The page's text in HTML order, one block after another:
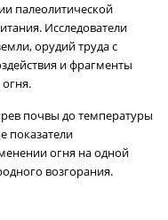
палеолитической
Исследователи
орудий труда с
и фрагменты
почвы до температуры
показатели
огня на одной
возгорания.